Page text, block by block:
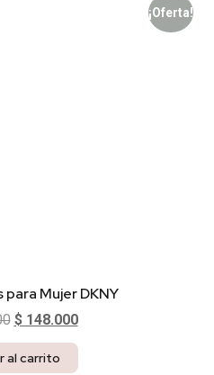
¡Oferta!
Mujer DKNY
$148.000
al carrito